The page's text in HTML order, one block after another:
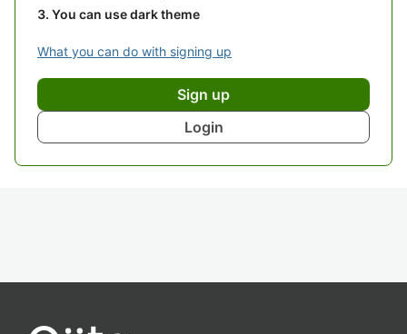
You can use dark theme
What you can do with signing up
Sign up
Login